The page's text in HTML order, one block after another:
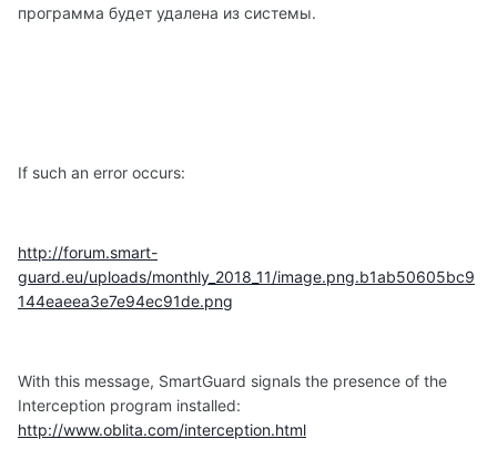
программа будет удалена из системы.
If such an error occurs:
http://forum.smart-
guard.eu/uploads/monthly_2018_11/image.png.b1ab50605bc9
144eaeea3e7e94ec91de.png
With this message, SmartGuard signals the presence of the
Interception program installed:
http://www.oblita.com/interception.html